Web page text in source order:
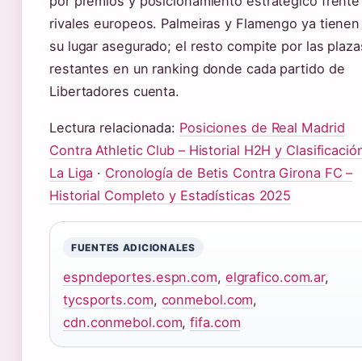
rivales europeos. Palmeiras y Flamengo ya tienen
su lugar asegurado; el resto compite por las
restantes en un ranking donde cada partido de
Libertadores cuenta.
Lectura relacionada: Posiciones de Real Madrid
Contra Athletic Club – Historial H2H y
La Liga · Cronología de Betis Contra Girona FC –
Historial Completo y Estadísticas 2025
FUENTES ADICIONALES
espndeportes.espn.com, elgrafico.com.ar,
tycsports.com, conmebol.com,
cdn.conmebol.com,fifa.com